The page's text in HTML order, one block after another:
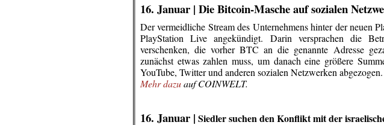
16. Januar | Die Bitcoin-Masche auf sozialen
Der vermeidliche Stream des Unternehmens hinter der neuen
PlayStation Live angekündigt. Darin versprachen die
verschenken, die vorher BTC an die genannte Adresse
zunächst etwas zahlen muss, um danach eine größere
YouTube, Twitter und anderen sozialen Netzwerken abgezogen.
Mehr dazuauf COINWELT.
16. Januar | Siedler suchen den Konflikt mit der